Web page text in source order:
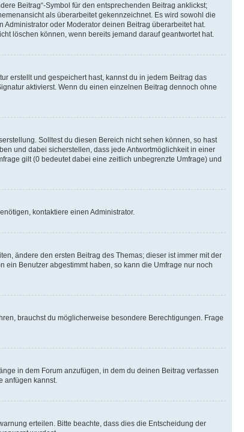
Beitrag“-Symbol für den entsprechenden Beitrag anklickst;
als überarbeitet gekennzeichnet. Es wird sowohl die
oder Moderator deinen Beitrag überarbeitet hat.
löschen können, wenn bereits jemand darauf geantwortet hat.
erstellt und gespeichert hast, kannst du in jedem Beitrag das
aktivierst. Wenn du einen einzelnen Beitrag dennoch ohne
Solltest du diesen Bereich nicht sehen können, so hast
und dabei sicherstellen, dass jede Antwortmöglichkeit in einer
gilt (0 bedeutet dabei eine zeitlich unbegrenzte Umfrage) und
kontaktiere einen Administrator.
ändere den ersten Beitrag des Themas; dieser ist immer mit der
Benutzer abgestimmt haben, so kann die Umfrage nur noch
brauchst du möglicherweise besondere Berechtigungen. Frage
in dem Forum anzufügen, in dem du deinen Beitrag verfassen
anfügen kannst.
erteilen. Bitte beachte, dass dies die Entscheidung der